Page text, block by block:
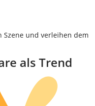
Szene und verleihen dem
als Trend